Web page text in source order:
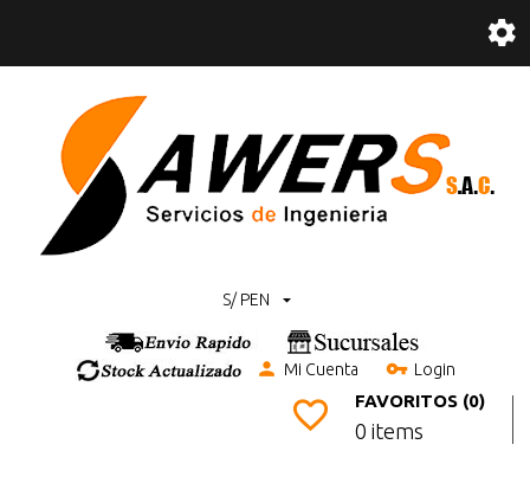
S/ PEN
Mi Cuenta Login
FAVORITOS (0)
0 items